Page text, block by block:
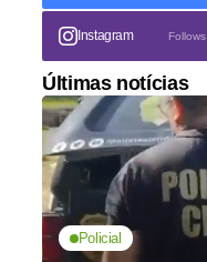
Instagram Follows
Últimas notícias
Policial